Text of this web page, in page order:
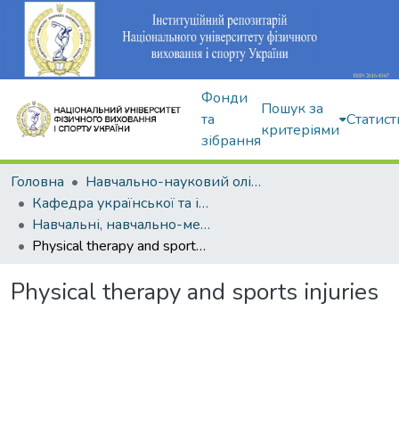
Фонди
та
зібрання
Пошук за
критеріями
Головна
Навчально-науковий олімпійський інститут
Кафедра української та іноземної мов
Навчальні, навчально-методичні видання
Physical therapy and sports injuries
Physical therapy and sports injuries